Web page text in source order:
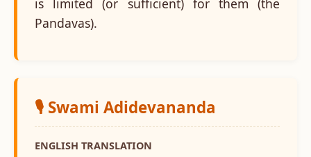
is limited (or sufficient) for them (the
Pandavas).
🎙️ Swami Adidevananda
ENGLISH TRANSLATION